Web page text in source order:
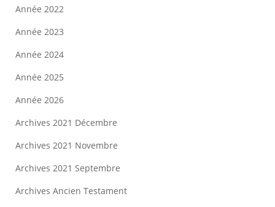
Année 2022
Année 2023
Année 2024
Année 2025
Année 2026
Archives 2021 Décembre
Archives 2021 Novembre
Archives 2021 Septembre
Archives Ancien Testament